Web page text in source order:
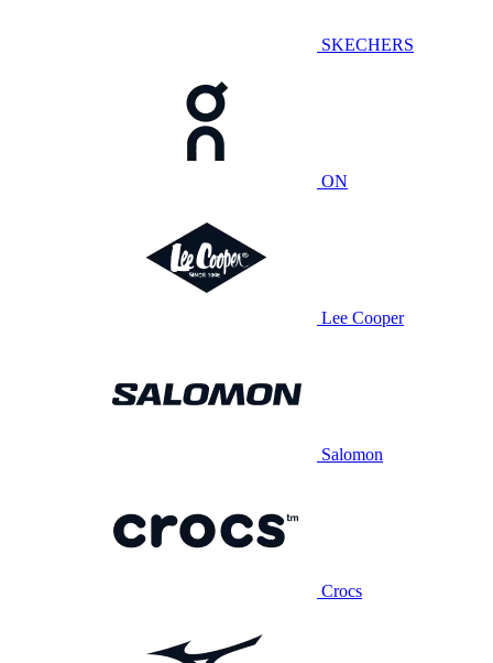
SKECHERS
ON
Lee Cooper
Salomon
Crocs